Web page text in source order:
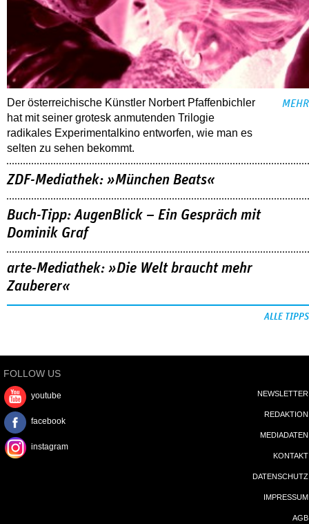
Der österreichische Künstler Norbert Pfaffenbichler
hat mit seiner grotesk anmutenden Trilogie
radikales Experimentalkino entworfen, wie man es
selten zu sehen bekommt.
MEHR
ZDF-Mediathek: »München Beats«
Buch-Tipp: AugenBlick – Ein Gespräch mit
Dominik Graf
arte-Mediathek: »Die Welt braucht mehr
Zauberer«
ALLE TIPPS
FOLLOW US
youtube
facebook
instagram
NEWSLETTER
REDAKTION
MEDIADATEN
KONTAKT
DATENSCHUTZ
IMPRESSUM
AGB